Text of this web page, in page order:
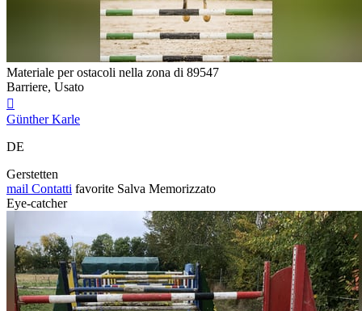
Materiale per ostacoli nella zona di 89547
Barriere, Usato

Günther Karle
DE
Gerstetten
mail Contatti favorite Salva Memorizzato
Eye-catcher